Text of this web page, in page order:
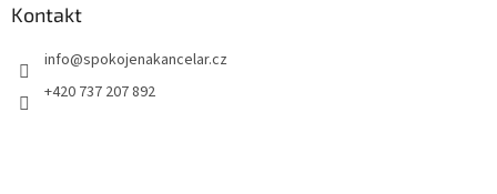
Kontakt
info@spokojenakancelar.cz
+420 737 207 892